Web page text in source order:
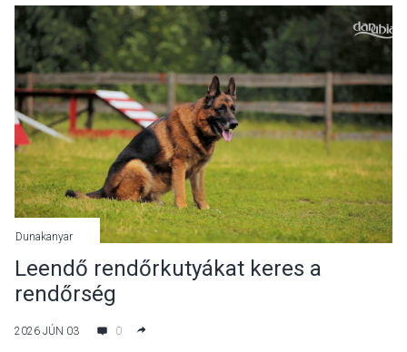
Dunakanyar
Leendő rendőrkutyákat keres a
rendőrség
2026 JÚN 03 0